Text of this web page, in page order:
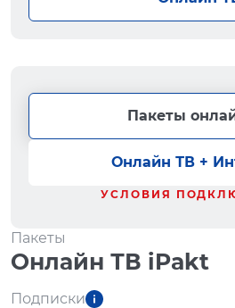
Пакеты
Онлайн ТВ +
УСЛОВИЯ
Пакеты
Онлайн ТВ iPakt
Подписки